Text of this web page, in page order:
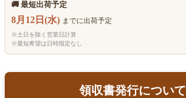
🚚 最短出荷予定
8月12日(水) までに出荷予定
※土日を除く営業日計算
※最短希望は日時指定なし
領収書発行について